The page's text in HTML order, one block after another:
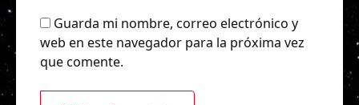
Guarda mi nombre, correo electrónico y
web en este navegador para la próxima vez
que comente.